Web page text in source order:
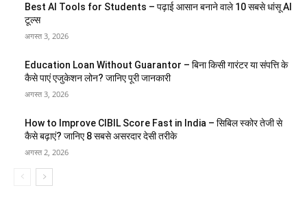
Best AI Tools for Students – पढ़ाई आसान बनाने वाले 10 सबसे धांसू AI
टूल्स
अगस्त 3, 2026
Education Loan Without Guarantor – बिना किसी गारंटर या संपत्ति के
कैसे पाएं एजुकेशन लोन? जानिए पूरी जानकारी
अगस्त 3, 2026
How to Improve CIBIL Score Fast in India – सिबिल स्कोर तेजी से
कैसे बढ़ाएं? जानिए 8 सबसे असरदार देसी तरीके
अगस्त 2, 2026